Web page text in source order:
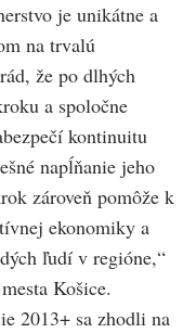
je unikátne a
na trvalú
že po dlhých
a spoločne
kontinuitu
napĺňanie jeho
zároveň pomôže k
ekonomiky a
ľudí v regióne,“
Košice.
2013+ sa zhodli na